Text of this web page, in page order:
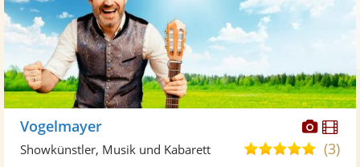
Vogelmayer
5,0(3)
Showkünstler, Musik und Kabarett